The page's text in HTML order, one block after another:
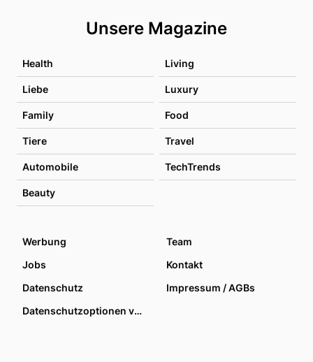
Unsere Magazine
Health Living
Liebe Luxury
Family Food
Tiere Travel
Automobile TechTrends
Beauty
Werbung
Team
Jobs
Kontakt
Datenschutz
Impressum / AGBs
Datenschutzoptionen verwalten